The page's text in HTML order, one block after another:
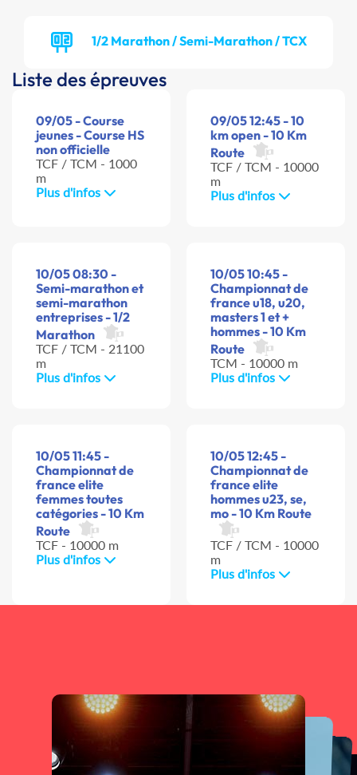
1/2 Marathon / Semi-Marathon / TCX
Liste des épreuves
09/05 - Course
jeunes - Course HS
non officielle
TCF / TCM - 1000
m
Plus d'infos
09/05 12:45 - 10
km open - 10 Km
Route
TCF / TCM - 10000
m
Plus d'infos
10/05 08:30 -
Semi-marathon et
semi-marathon
entreprises - 1/2
Marathon
TCF / TCM - 21100
m
Plus d'infos
10/05 10:45 -
Championnat de
france u18, u20,
masters 1 et +
hommes - 10 Km
Route
TCM - 10000 m
Plus d'infos
10/05 11:45 -
Championnat de
france elite
femmes toutes
catégories - 10 Km
Route
TCF - 10000 m
Plus d'infos
10/05 12:45 -
Championnat de
france elite
hommes u23, se,
mo - 10 Km Route
TCF / TCM - 10000
m
Plus d'infos